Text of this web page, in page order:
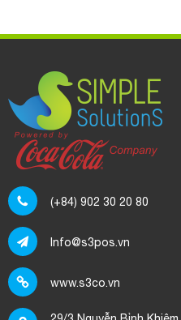
(+84) 902 30 20 80
Info@s3pos.vn
www.s3co.vn